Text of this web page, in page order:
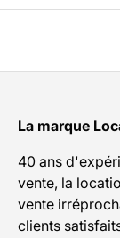
La marque
40 ans
vente, la
vente
clients